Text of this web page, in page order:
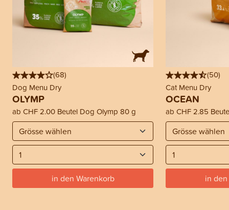
(68)
Dog Menu Dry
OLYMP
ab CHF 2.00 Beutel Dog Olymp 80 g
in den Warenkorb
(50)
Cat Menu Dry
OCEAN
ab CHF 2.85
in